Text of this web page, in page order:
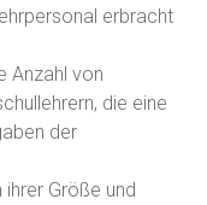
erbracht
Anzahl von
die eine
der
Größe und